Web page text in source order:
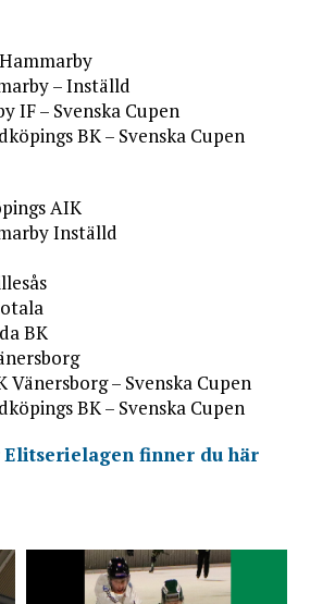
– Inställd
IF – Svenska Cupen
BK – Svenska Cupen
AIK
Inställd
BK
– Svenska Cupen
BK – Svenska Cupen
Elitserielagen finner du här